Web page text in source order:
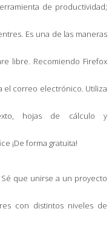
de productividad;
Es una de las maneras
libre. Recomiendo Firefox
el correo electrónico. Utiliza
hojas de cálculo y
¡De forma gratuita!
Sé que unirse a un proyecto
con distintos niveles de